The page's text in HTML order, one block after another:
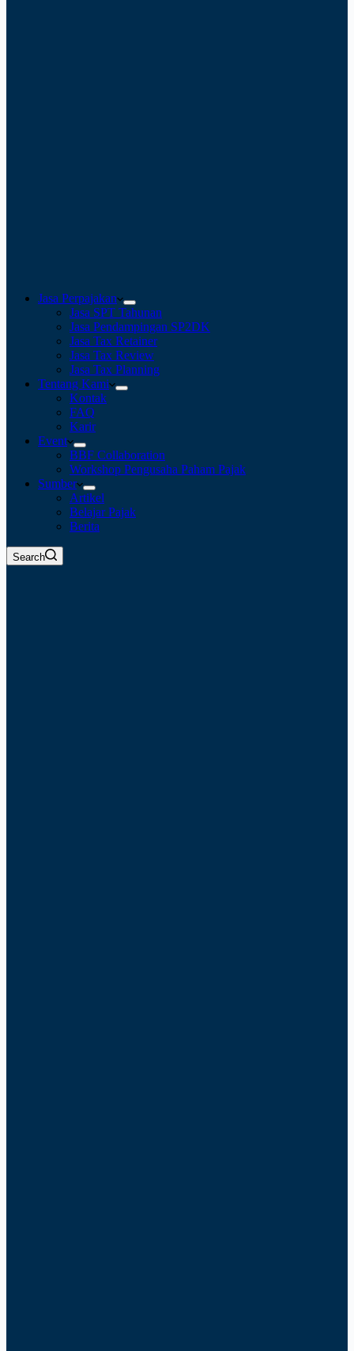
Jasa Perpajakan
Jasa SPT Tahunan
Jasa Pendampingan SP2DK
Jasa Tax Retainer
Jasa Tax Review
Jasa Tax Planning
Tentang Kami
Kontak
FAQ
Karir
Event
BBF Collaboration
Workshop Pengusaha Paham Pajak
Sumber
Artikel
Belajar Pajak
Berita
Search